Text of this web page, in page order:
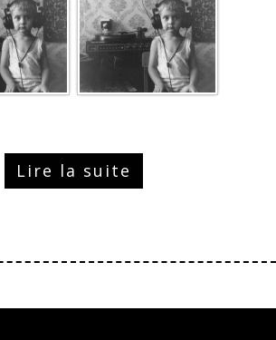
Lire la suite